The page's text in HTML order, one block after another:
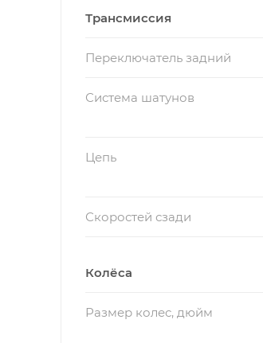
Трансмиссия
Переключатель задний
Система шатунов
Цепь
Скоростей сзади
Колёса
Размер колес, дюйм